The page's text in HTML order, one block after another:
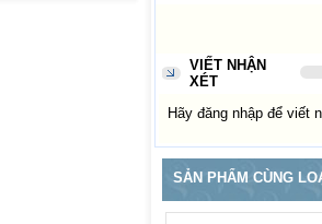
VIẾT NHẬN
XÉT
Hãy đăng nhập để viết
SẢN PHẨM CÙNG